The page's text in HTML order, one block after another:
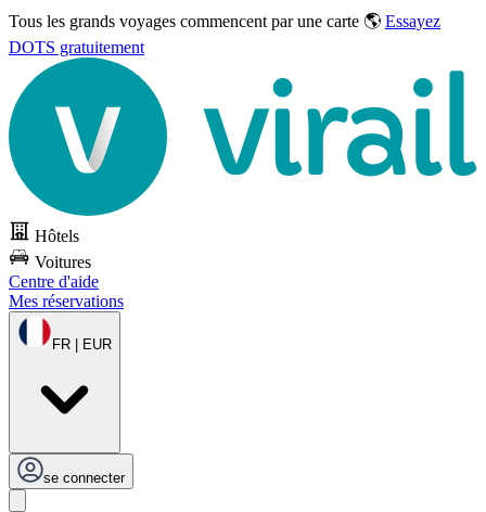
Tous les grands voyages commencent par une carte 🌎 Essayez
DOTS gratuitement
Hôtels
Voitures
Centre d'aide
Mes réservations
FR | EUR
se connecter